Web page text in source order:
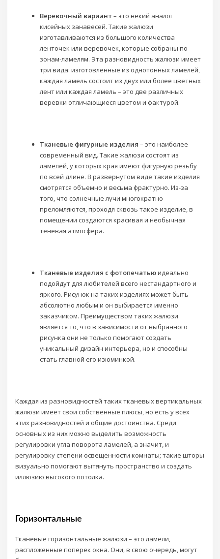
Веревочный вариант – это некий аналог
кисейных занавесей. Такие жалюзи
изготавливаются из большого количества
ленточек или веревочек, которые собраны по
зонам-ламелям. Эта разновидность жалюзи имеет
три вида: изготовленные из однотонных ламелей,
каждая ламель состоит из двух или более цветных
лент или каждая ламель – это две различных
веревки отличающиеся цветом и фактурой.
Тканевые фигурные изделия – это наиболее
современный вид. Такие жалюзи состоят из
ламелей, у которых края имеют фигурную резьбу
по всей длине. В развернутом виде такие изделия
смотрятся объемно и весьма фрактурно. Из-за
того, что солнечные лучи многократно
преломляются, проходя сквозь такое изделие, в
помещении создаются красивая и необычная
теневая атмосфера.
Тканевые изделия с фотопечатьюидеально
подойдут для любителей всего нестандартного и
яркого. Рисунок на таких изделиях может быть
абсолютно любым и он выбирается именно
заказчиком. Преимуществом таких жалюзи
является то, что в зависимости от выбранного
рисунка они не только помогают создать
уникальный дизайн интерьера, но и способны
стать главной его изюминкой.
Каждая из разновидностей таких тканевых вертикальных
жалюзи имеет свои собственные плюсы, но есть у всех
этих разновидностей и общие достоинства. Среди
основных из них можно выделить возможность
регулировки угла поворота ламелей, а значит, и
регулировку степени освещенности комнаты; такие шторы
визуально помогают вытянуть пространство и создать
иллюзию высокого потолка.
Горизонтальные
Тканевые горизонтальные жалюзи – это ламели,
распложенные поперек окна. Они, в свою очередь, могут